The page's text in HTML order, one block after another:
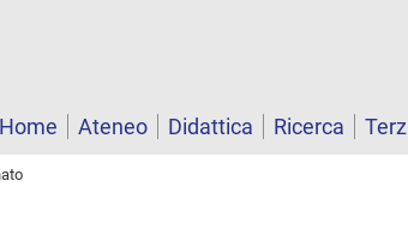
Home
Ateneo Didattica Ricerca